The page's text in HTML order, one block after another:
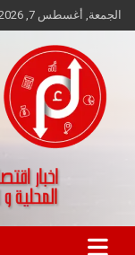
Skip
to
الجمعة, أغسطس 7, 2026
كواليس
اخبار اقتصاد